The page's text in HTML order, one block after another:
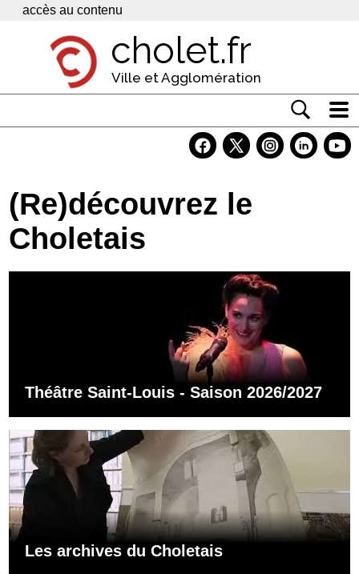
Panneau de gestion des cookies
accès au contenu
cholet.fr
Ville et Agglomération
Economie
Services
Contacts
(Re)découvrez le
Choletais
Théâtre Saint-Louis - Saison 2026/2027
Les archives du Choletais